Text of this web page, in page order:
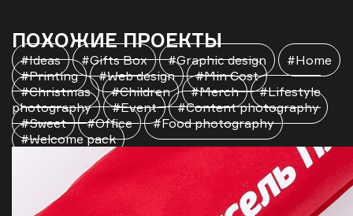
ПОХОЖИЕ ПРОЕКТЫ
#Ideas #Gifts Box #Graphic design
#Home
#Printing
#Web design
#Min Cost
#Christmas
#Children #Merch
#Lifestyle
photography
#Event
#Content photography
#Sweet
#Office
#Food photography
#Welcome pack